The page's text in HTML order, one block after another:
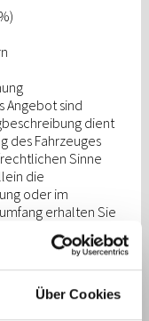
Über Cookies
Angebot sind
dient
des Fahrzeuges
Sinne
die
oder im
erhalten Sie